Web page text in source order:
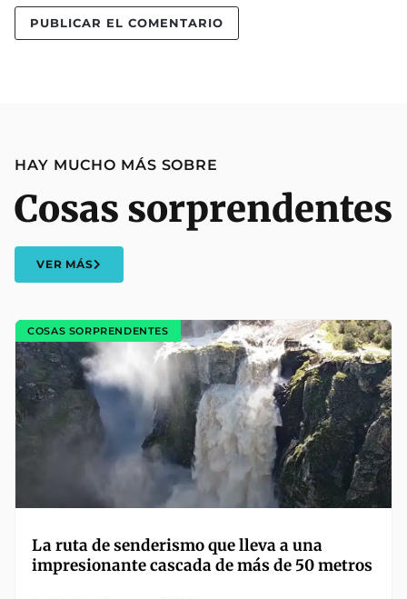
HAY MUCHO MÁS SOBRE
Cosas sorprendentes
VER MÁS
COSAS SORPRENDENTES
La ruta de senderismo que lleva a una
impresionante cascada de más de 50 metros